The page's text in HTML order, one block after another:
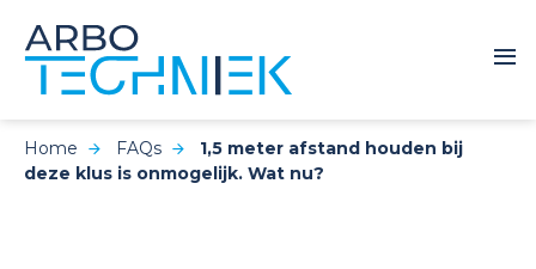
Home FAQs
1,5 meter afstand houden bij
deze klus is onmogelijk. Wat nu?